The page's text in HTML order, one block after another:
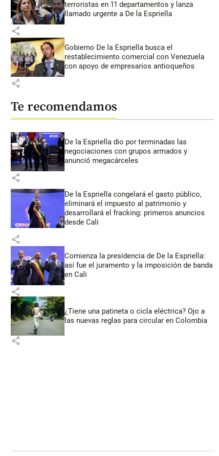
terroristas en 11 departamentos y lanza
llamado urgente a De la Espriella
share
Gobierno De la Espriella busca el
restablecimiento comercial con Venezuela
con apoyo de empresarios antioqueños
share
Te recomendamos
De la Espriella dio por terminadas las
negociaciones con grupos armados y
anunció megacárceles
share
De la Espriella congelará el gasto público,
eliminará el impuesto al patrimonio y
desarrollará el fracking: primeros anuncios
desde Cali
share
Comienza la presidencia de De la Espriella:
así fue el juramento y la imposición de banda
en Cali
share
¿Tiene una patineta o cicla eléctrica? Ojo a
las nuevas reglas para circular en Colombia
share